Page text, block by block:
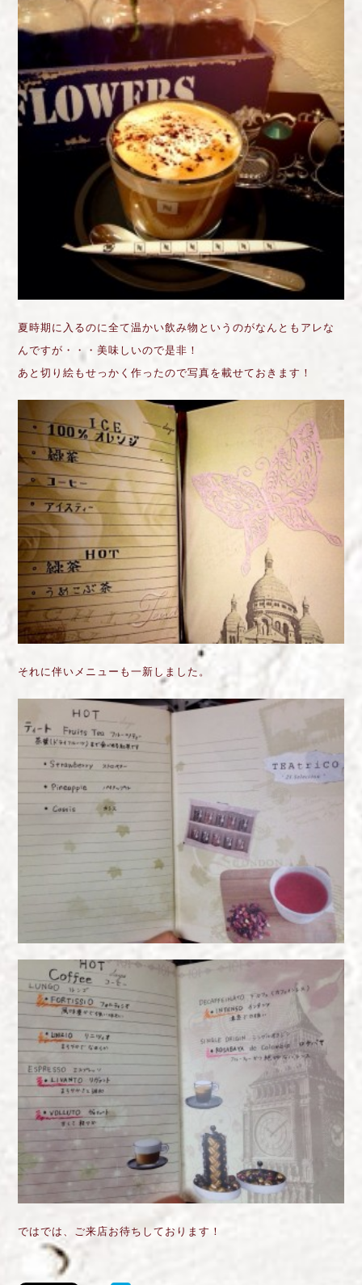
夏時期に入るのに全て温かい飲み物というのがなんともアレな
んですが・・・美味しいので是非！
あと切り絵もせっかく作ったので写真を載せておきます！
それに伴いメニューも一新しました。
ではでは、ご来店お待ちしております！